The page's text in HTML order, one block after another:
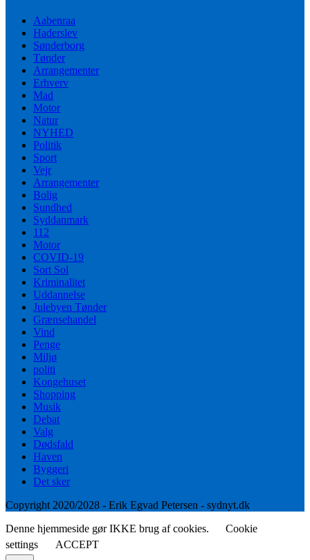
Aabenraa
Haderslev
Sønderborg
Tønder
Arrangementer
Erhverv
Mad
Motor
Natur
NYHED
Politik
Sport
Vejr
Arrangementer
Bolig
Sundhed
Syddanmark
112
Motor
COVID-19
Sort Sol
Kriminalitet
Uddannelse
Julebyen Tønder
Grænsehandel
Vind
Penge
Miljø
politi
Kongehuset
Shopping
Musik
Debat
Valg
Dødsfald
Haven
Byggeri
Det sker
Copyright 2020/2028 - Erik Egvad Petersen - sydnyt.dk
Denne hjemmeside gør IKKE brug af cookies.
Cookie
settings
ACCEPT